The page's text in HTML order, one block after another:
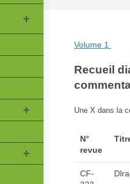
Volume 1
Recueil
Une X dans la
N°
revue
CF-